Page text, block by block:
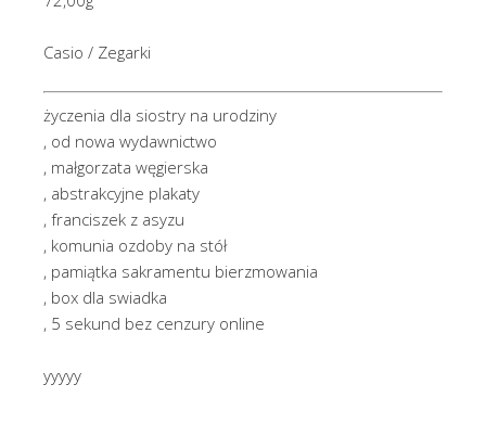
Casio / Zegarki
życzenia dla siostry na urodziny
, od nowa wydawnictwo
, małgorzata węgierska
, abstrakcyjne plakaty
, franciszek z asyzu
, komunia ozdoby na stół
, pamiątka sakramentu bierzmowania
, box dla swiadka
, 5 sekund bez cenzury online
yyyyy